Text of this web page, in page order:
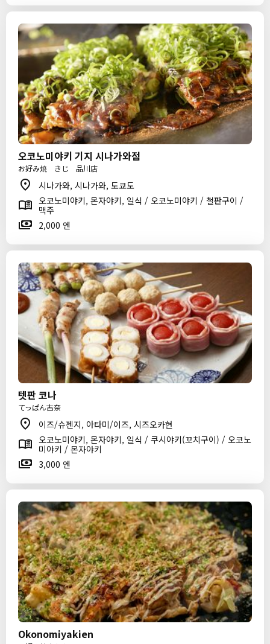
오코노미야키 기지 시나가와점
お好み焼 きじ 品川店
시나가와, 시나가와, 도쿄도
오코노미야키, 몬자야키, 일식 / 오코노미야키 / 철판구이 /
맥주
2,000 엔
텟판 코나
てっぱん古奈
이즈/슈젠지, 아타미/이즈, 시즈오카현
오코노미야키, 몬자야키, 일식 / 쿠시야키(꼬치구이) / 오코노
미야키 / 몬자야키
3,000 엔
Okonomiyakien